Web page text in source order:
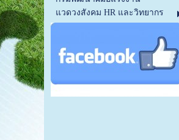
แวดวงสังคม HR และวิทยากร